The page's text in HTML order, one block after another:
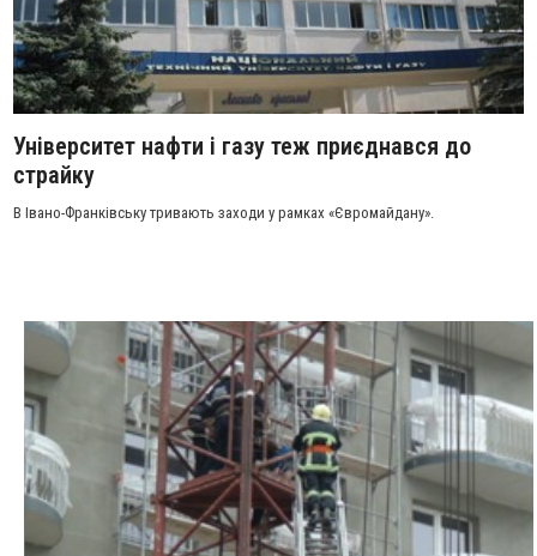
Університет нафти і газу теж приєднався до
страйку
В Івано-Франківську тривають заходи у рамках «Євромайдану».